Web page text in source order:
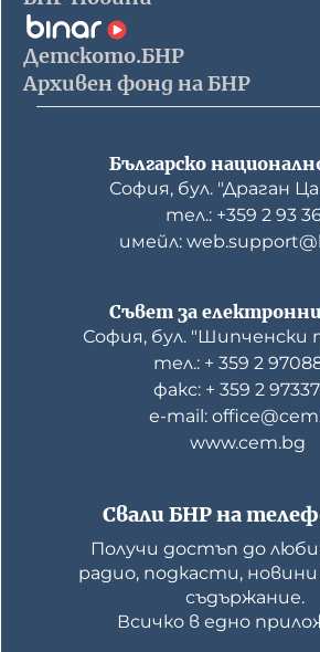
Детското.БНР
Архивен фонд на БНР
Българско
София, бул. "Драган
тел.: +359 2 93
имейл:
Свали БНР на
Получи достъп до
радио, подкасти,
съдържание.
Всичко в едно
Съвет за
София, бул. "Шипченски
тел.: + 359 2
факс: + 359 2
е-mail:
www.cem.bg